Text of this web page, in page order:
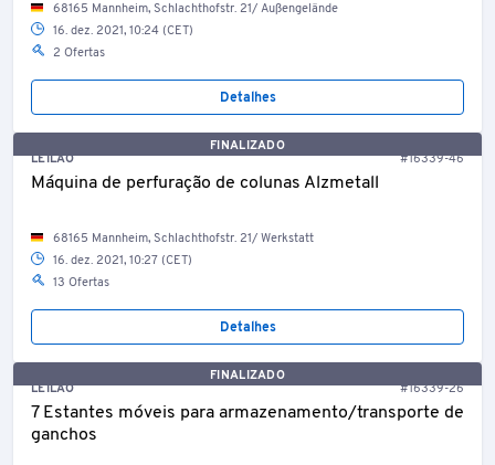
68165 Mannheim, Schlachthofstr. 21/ Außengelände
16. dez. 2021, 10:24 (CET)
2 Ofertas
Detalhes
FINALIZADO
LEILÃO
#16339-46
Máquina de perfuração de colunas Alzmetall
68165 Mannheim, Schlachthofstr. 21/ Werkstatt
16. dez. 2021, 10:27 (CET)
13 Ofertas
Detalhes
FINALIZADO
LEILÃO
#16339-26
7 Estantes móveis para armazenamento/transporte de
ganchos